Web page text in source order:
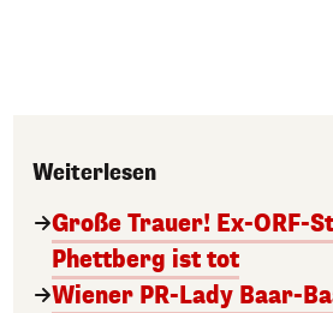
Weiterlesen
Große Trauer! Ex-ORF-
Phettberg ist tot
Wiener PR-Lady Baar-